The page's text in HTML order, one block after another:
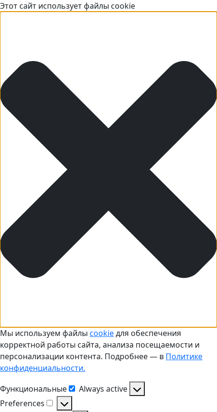
Этот сайт использует файлы cookie
Мы используем файлы cookieдля обеспечения
корректной работы сайта, анализа посещаемости и
персонализации контента. Подробнее — в Политике
конфиденциальности.
Функциональные
Функциональные
Always active
Preferences